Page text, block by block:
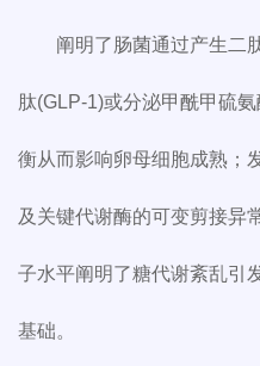
阐明了肠菌通过产生二
肽(GLP-1)或分泌甲酰甲硫
衡从而影响卵母细胞成熟；
及关键代谢酶的可变剪接异
子水平阐明了糖代谢紊乱引
基础。